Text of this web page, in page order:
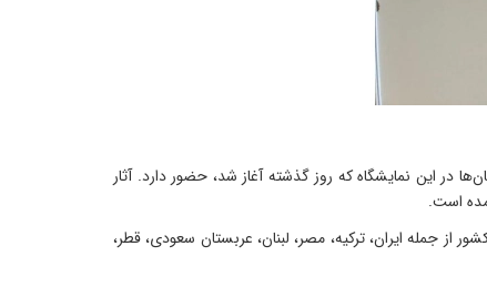
این نمایشگاه که روز گذشته آغاز شد، حضور دارد. آثار
است.
«کتاب ما را متحد می‌کند»، در تاریخ 28 سپتامبر 2019 (6 مهر 1398) در منطقه «ینی کاپی» استانبول و با حضور بیش از 200 ناشر از 15 کشور از جمله ایران، ترکیه، مصر، لبنان، عربستان سعودی، قطر،